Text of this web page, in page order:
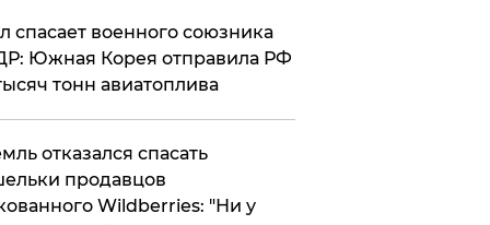
спасает военного союзника
Южная Корея отправила РФ
тонн авиатоплива
отказался спасать
продавцов
Wildberries: "Ни у